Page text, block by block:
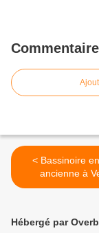
< Bassinoire en cuivre
ancienne à
Hébergé par